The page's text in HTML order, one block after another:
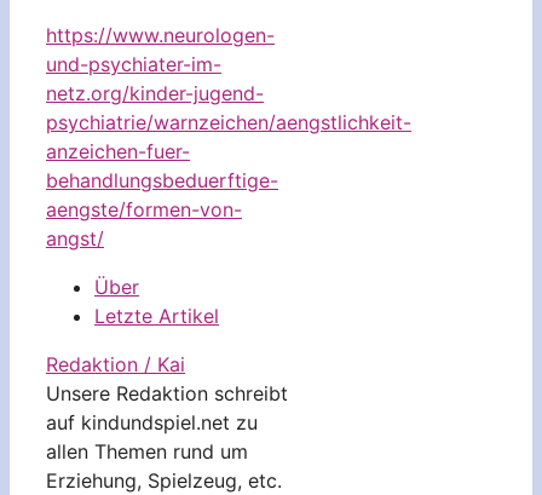
https://www.neurologen-
und-psychiater-im-
netz.org/kinder-jugend-
psychiatrie/warnzeichen/aengstlichkeit-
anzeichen-fuer-
behandlungsbeduerftige-
aengste/formen-von-
angst/
Über
Letzte Artikel
Redaktion / Kai
Unsere Redaktion schreibt
auf kindundspiel.net zu
allen Themen rund um
Erziehung, Spielzeug, etc.